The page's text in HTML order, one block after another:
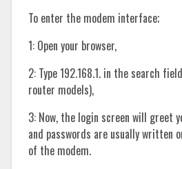
To enter the modem interface;
1: Open your browser,
2: Type 192.168.1. in the search
router models),
3: Now, the login screen will greet
and passwords are usually written
of the modem.